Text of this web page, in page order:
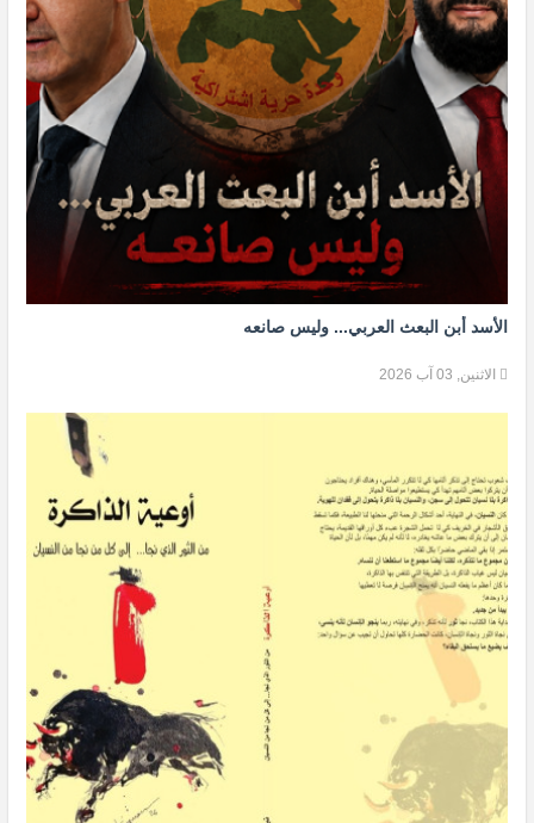
الأسد أبن البعث العربي... وليس صانعه
الاثنين, 03 آب 2026